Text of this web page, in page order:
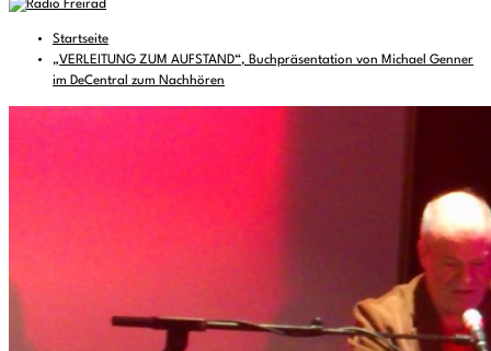
Startseite
„VERLEITUNG ZUM AUFSTAND“, Buchpräsentation von Michael Genner
im DeCentral zum Nachhören